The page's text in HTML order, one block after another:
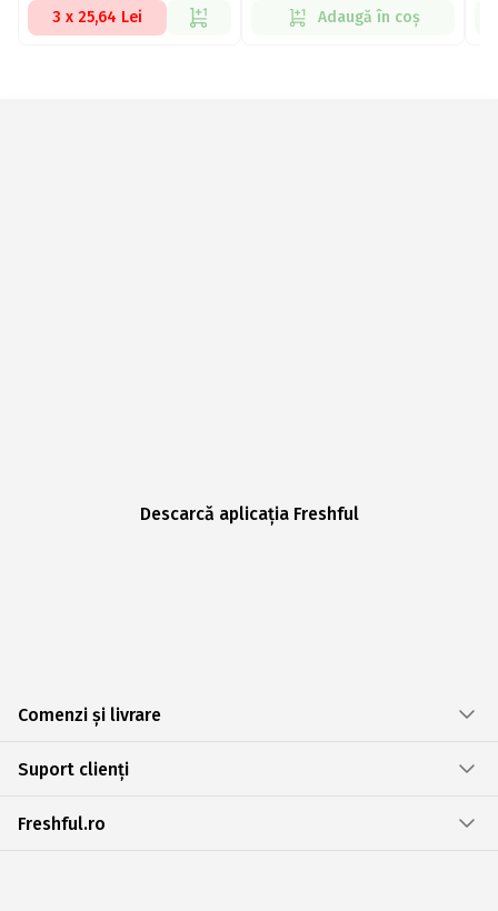
3 x 25,64 Lei Adaugă în coș
Descarcă aplicația Freshful
Comenzi și livrare
Suport clienți
Freshful.ro